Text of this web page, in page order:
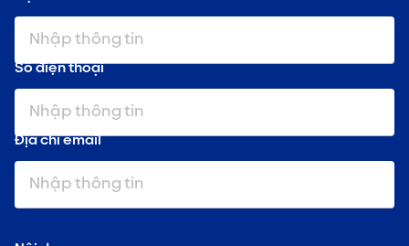
Số điện thoại
Địa chỉ email